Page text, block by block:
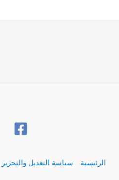
الرئيسية سياسة التعديل والتحرير